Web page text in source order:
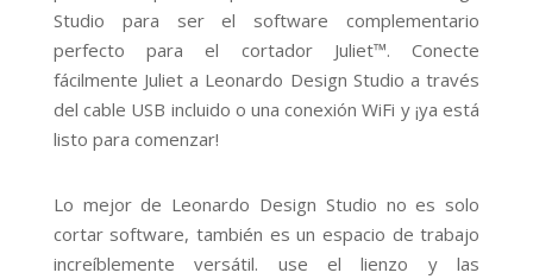
Studio para ser el software complementario
perfecto para el cortador Juliet™. Conecte
fácilmente Juliet a Leonardo Design Studio a través
del cable USB incluido o una conexión WiFi y ¡ya está
listo para comenzar!
Lo mejor de Leonardo Design Studio no es solo
cortar software, también es un espacio de trabajo
increíblemente versátil. use el lienzo y las